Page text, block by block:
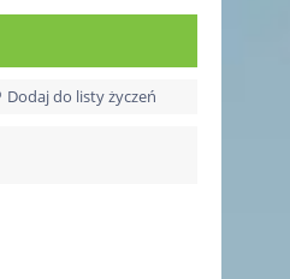
Dodaj do listy życzeń